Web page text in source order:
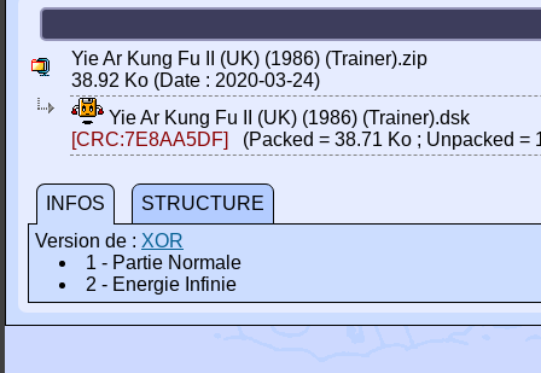
Yie Ar Kung Fu II (UK) (1986) (Trainer).zip
38.92 Ko (Date : 2020-03-24)
Yie Ar Kung Fu II (UK) (1986) (Trainer).dsk
[CRC:7E8AA5DF]
(Packed = 38.71 Ko ; Unpacked =
INFOS
STRUCTURE
Version de : XOR
1 - Partie Normale
2 - Energie Infinie